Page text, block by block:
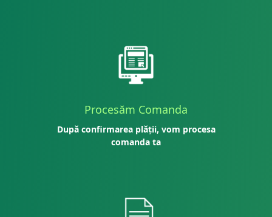
Procesăm Comanda
După confirmarea plății, vom procesa
comanda ta